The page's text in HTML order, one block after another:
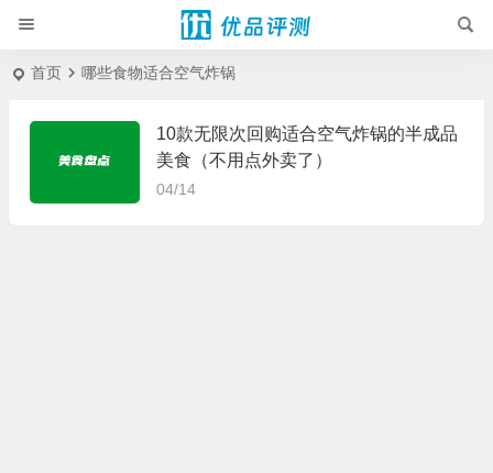
首页 哪些食物适合空气炸锅
10款无限次回购适合空气炸锅的半成品
美食（不用点外卖了）
04/14